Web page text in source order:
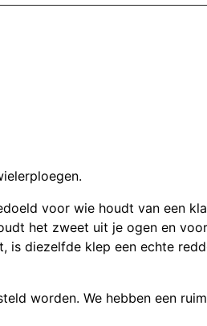
voor wie houdt van een
het zweet uit je ogen en
is diezelfde klep een echte
worden. We hebben een